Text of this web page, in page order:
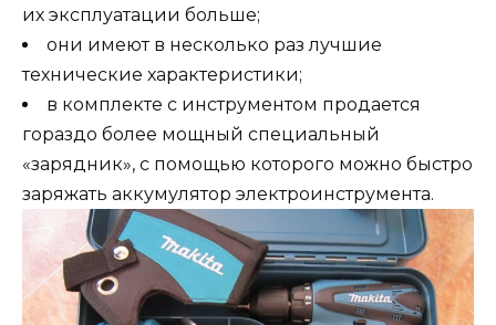
их эксплуатации больше;
они имеют в несколько раз лучшие
технические характеристики;
в комплекте с инструментом продается
гораздо более мощный специальный
«зарядник», с помощью которого можно быстро
заряжать аккумулятор электроинструмента.